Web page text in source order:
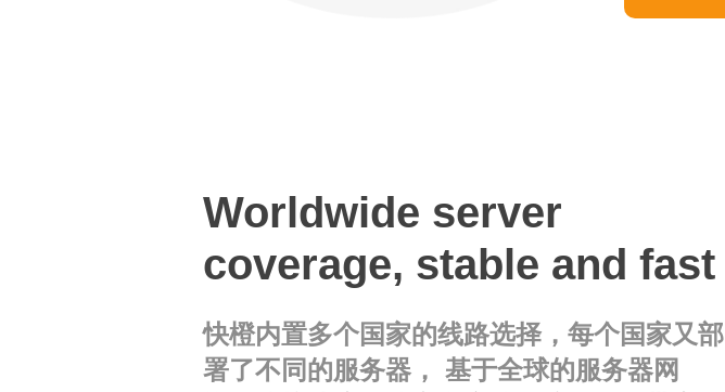
Worldwide server
coverage, stable and fast
快橙内置多个国家的线路选择，每个国家又部
署了不同的服务器， 基于全球的服务器网